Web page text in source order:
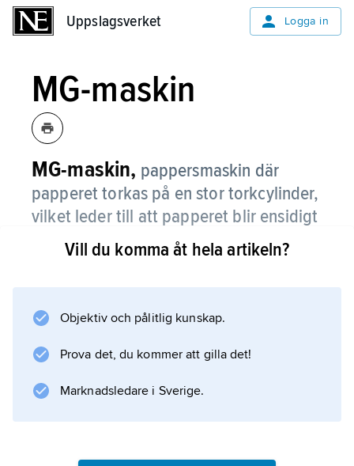
Uppslagsverket Logga in
MG-maskin
MG-maskin, pappersmaskin där
papperet torkas på en stor torkcylinder,
vilket leder till att papperet blir ensidigt
glatt (MG av engelskamachine glazed
’maskinglättat’).
Information om artikeln
Vill du komma åt hela artikeln?
Objektiv och pålitlig kunskap.
Prova det, du kommer att gilla det!
Marknadsledare i Sverige.